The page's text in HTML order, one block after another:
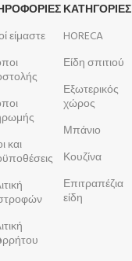
είμαστε
και
ΚΑΤΗΓΟΡΙΕΣ
HORECA
Είδη σπιτιού
Εξωτερικός
χώρος
Μπάνιο
Κουζίνα
Επιτραπέζια
είδη